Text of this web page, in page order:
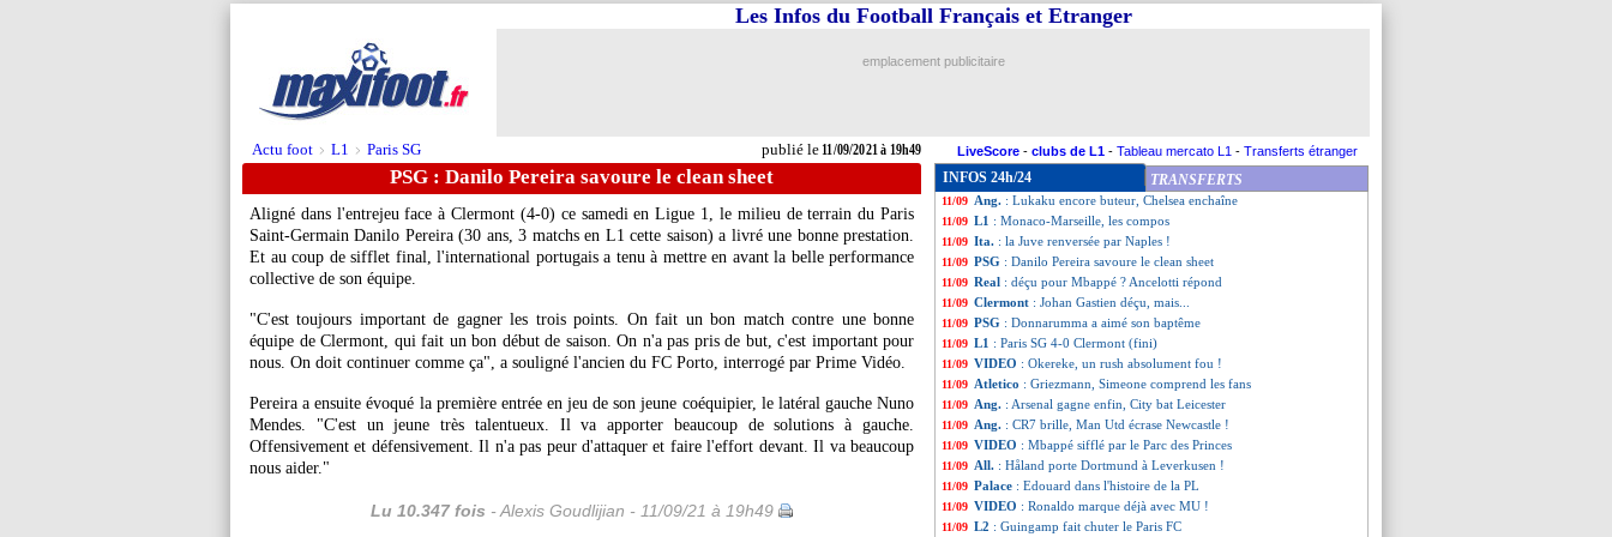
Actu foot > L1 > Paris SG publié le11/09/2021 à 19h49
Les Infos du Football Français et Etranger
emplacement publicitaire
LiveScore - clubs de L1 - Tableau mercato L1 - Transferts étranger
PSG : Danilo Pereira savoure le clean sheet
Aligné dans l'entrejeu face à Clermont (4-0) ce samedi en Ligue 1, le milieu de terrain du Paris
Saint-Germain Danilo Pereira (30 ans, 3 matchs en L1 cette saison) a livré une bonne prestation.
Et au coup de sifflet final, l'international portugais a tenu à mettre en avant la belle performance
collective de son équipe.
"C'est toujours important de gagner les trois points. On fait un bon match contre une bonne
équipe de Clermont, qui fait un bon début de saison. On n'a pas pris de but, c'est important pour
nous. On doit continuer comme ça", a souligné l'ancien du FC Porto, interrogé par Prime Vidéo.
Pereira a ensuite évoqué la première entrée en jeu de son jeune coéquipier, le latéral gauche Nuno
Mendes. "C'est un jeune très talentueux. Il va apporter beaucoup de solutions à gauche.
Offensivement et défensivement. Il n'a pas peur d'attaquer et faire l'effort devant. Il va beaucoup
nous aider."
Lu 10.347 fois - Alexis Goudlijian - 11/09/21 à 19h49
INFOS 24h/24 TRANSFERTS
11/09 Clermont: Pascal Gastien déplore de la naïveté
11/09 Man Utd
11/09 Man Utd : Ronaldo sur un nuage
11/09 All.: le Bayern domine le choc contre Leipzig
11/09 Ang. : Lukaku encore buteur, Chelsea enchaîne
11/09 L1 : Monaco-Marseille, les compos
11/09 Ita. : la Juve renversée par Naples !
11/09 PSG : Danilo Pereira savoure le clean sheet
11/09 Real : déçu pour Mbappé ? Ancelotti répond
11/09 Clermont : Johan Gastien déçu, mais...
11/09 PSG : Donnarumma a aimé son baptême
11/09 L1 : Paris SG 4-0 Clermont (fini)
11/09 VIDEO : Okereke, un rush absolument fou !
11/09 Atletico : Griezmann, Simeone comprend les fans
11/09 Ang. : Arsenal gagne enfin, City bat Leicester
11/09 Ang. : CR7 brille, Man Utd écrase Newcastle !
11/09 VIDEO : Mbappé sifflé par le Parc des Princes
11/09 All. : Håland porte Dortmund à Leverkusen !
11/09 Palace : Edouard dans l'histoire de la PL
11/09 VIDEO : Ronaldo marque déjà avec MU !
11/09 L2 : Guingamp fait chuter le Paris FC